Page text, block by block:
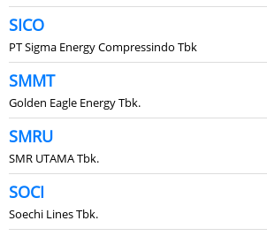
SICO
PT Sigma Energy Compressindo Tbk
SMMT
Golden Eagle Energy Tbk.
SMRU
SMR UTAMA Tbk.
SOCI
Soechi Lines Tbk.